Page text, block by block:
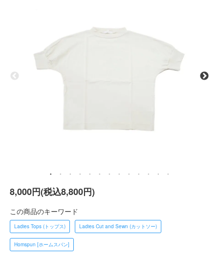
8,000円(税込8,800円)
この商品のキーワード
Ladies Tops (トップス) Ladies Cut and Sewn (カットソー)
Homspun [ホームスパン]